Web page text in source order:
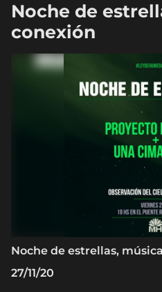
Noche de
conexión
Noche de estrellas,
27/11/20